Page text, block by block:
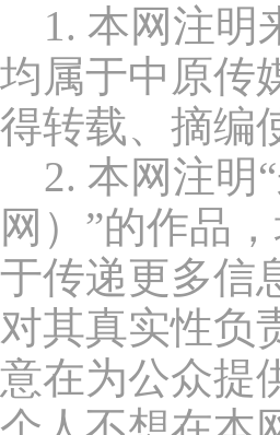
1. 本网注明
均属于中原传
得转载、摘编
2. 本网注明
网）”的作品
于传递更多信
对其真实性负
意在为公众提